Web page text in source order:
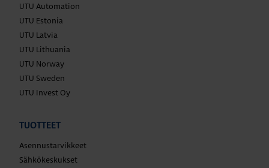
UTU Automation
UTU Estonia
UTU Latvia
UTU Lithuania
UTU Norway
UTU Sweden
UTU Invest Oy
TUOTTEET
Asennustarvikkeet
Sähkökeskukset